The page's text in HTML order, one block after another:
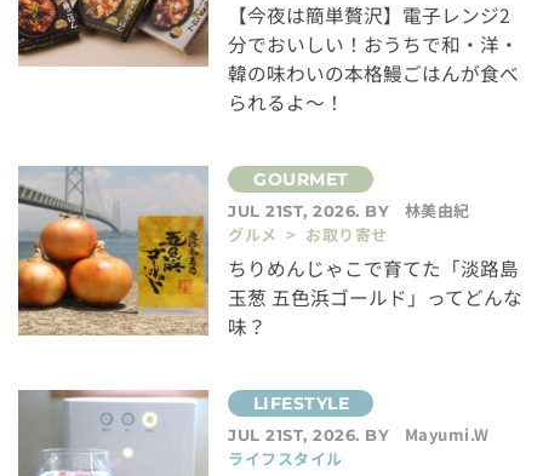
【今夜は簡単贅沢】電子レンジ2
分でおいしい！おうちで和・洋・
韓の味わいの本格鰻ごはんが食べ
られるよ～！
JUL 21ST, 2026. BY
林美由紀
グルメ > お取り寄せ
ちりめんじゃこで育てた「淡路島
玉葱 五色浜ゴールド」ってどんな
味？
JUL 21ST, 2026. BY
Mayumi.W
ライフスタイル